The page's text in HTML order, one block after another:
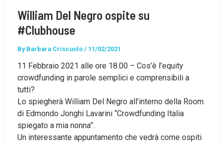
William Del Negro ospite su
#Clubhouse
By Barbara Criscuolo / 11/02/2021
11 Febbraio 2021 alle ore 18.00 – Cos’è l’equity
crowdfunding in parole semplici e comprensibili a
tutti?
Lo spiegherà William Del Negro all’interno della Room
di Edmondo Jonghi Lavarini “Crowdfunding Italia
spiegato a mia nonna”.
Un interessante appuntamento che vedrà come ospiti